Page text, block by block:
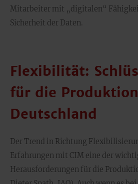
Mitarbeiter mit „digitalen“
Sicherheit der Daten.
Flexibilität:
für die
Deutschland
Der Trend in Richtung
Erfahrungen mit CIM eine der
Herausforderungen für die